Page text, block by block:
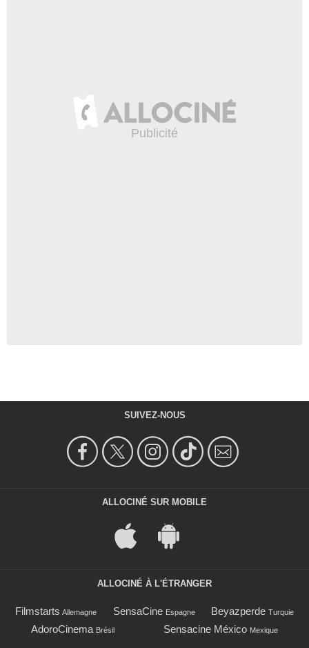
SUIVEZ-NOUS
ALLOCINÉ SUR MOBILE
ALLOCINÉ À L'ÉTRANGER
Filmstarts Allemagne SensaCine Espagne Beyazperde Turquie
AdoroCinema Brésil Sensacine México Mexique